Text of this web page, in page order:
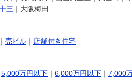
三 ｜大阪梅田
｜ 売ビル ｜ 店舗付き住宅
5,000万円以下 ｜ 6,000万円以下 ｜ 7,000